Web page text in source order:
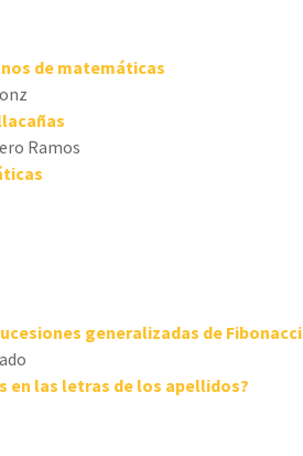
de matemáticas
Ramos
generalizadas de Fibonacci
en las letras de los apellidos?